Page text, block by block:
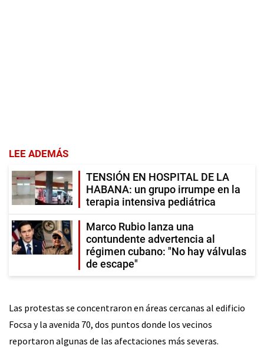
LEE ADEMÁS
TENSIÓN EN HOSPITAL DE LA
HABANA: un grupo irrumpe en la
terapia intensiva pediátrica
Marco Rubio lanza una
contundente advertencia al
régimen cubano: "No hay válvulas
de escape"
Las protestas se concentraron en áreas cercanas al edificio
Focsa y la avenida 70, dos puntos donde los vecinos
reportaron algunas de las afectaciones más severas.